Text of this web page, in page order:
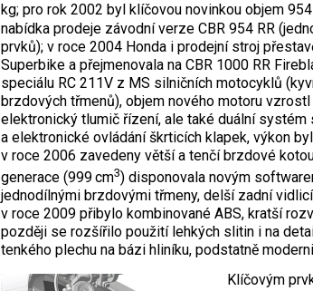
kg; pro rok 2002 byl klíčovou novinkou objem
nabídka prodeje závodní verze CBR 954 RR
prvků); v roce 2004 Honda i prodejní stroj
Superbike a přejmenovala na CBR 1000 RR
speciálu RC 211V z MS silničních motocyklů
brzdových třmenů), objem nového motoru
elektronický tlumič řízení, ale také duální
a elektronické ovládání škrticích klapek, výkon
v roce 2006 zavedeny větší a tenčí brzdové
generace (999 cm3) disponovala novým
jednodílnými brzdovými třmeny, delší zadní
v roce 2009 přibylo kombinované ABS, kratší
později se rozšířilo použití lehkých slitin i na
tenkého plechu na bázi hliníku, podstatně
Klíčovým